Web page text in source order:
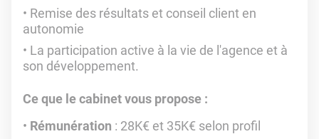
Remise des résultats et conseil client en
autonomie
La participation active à la vie de l'agence et à
son développement.
Ce que le cabinet vous propose :
Rémunération : 28K€ et 35K€ selon profil